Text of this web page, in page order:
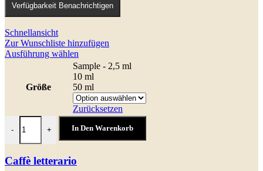
bis
145,00 €
Verfügbarkeit Benachrichtigen
Schnellansicht
Zur Wunschliste hinzufügen
Ausführung wählen
Produkt
weist
mehrere
Varianten
auf.
Die
Optionen
können
Größe
Sample - 2,5 ml
10 ml
50 ml
Zurücksetzen
-
Caffè letterario Menge
+ In Den Warenkorb
Caffè letterario